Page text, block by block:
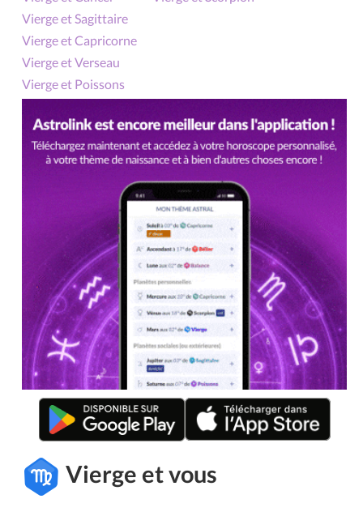
Vierge et Sagittaire
Vierge et Capricorne
Vierge et Verseau
Vierge et Poissons
Vierge et vous